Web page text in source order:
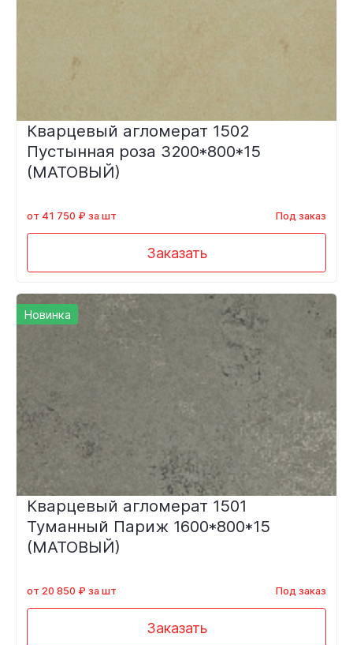
Кварцевый агломерат 1502
Пустынная роза 3200*800*15
(МАТОВЫЙ)
от 41 750 ₽ за шт Под заказ
Заказать
Новинка
Кварцевый агломерат 1501
Туманный Париж 1600*800*15
(МАТОВЫЙ)
от 20 850 ₽ за шт Под заказ
Заказать